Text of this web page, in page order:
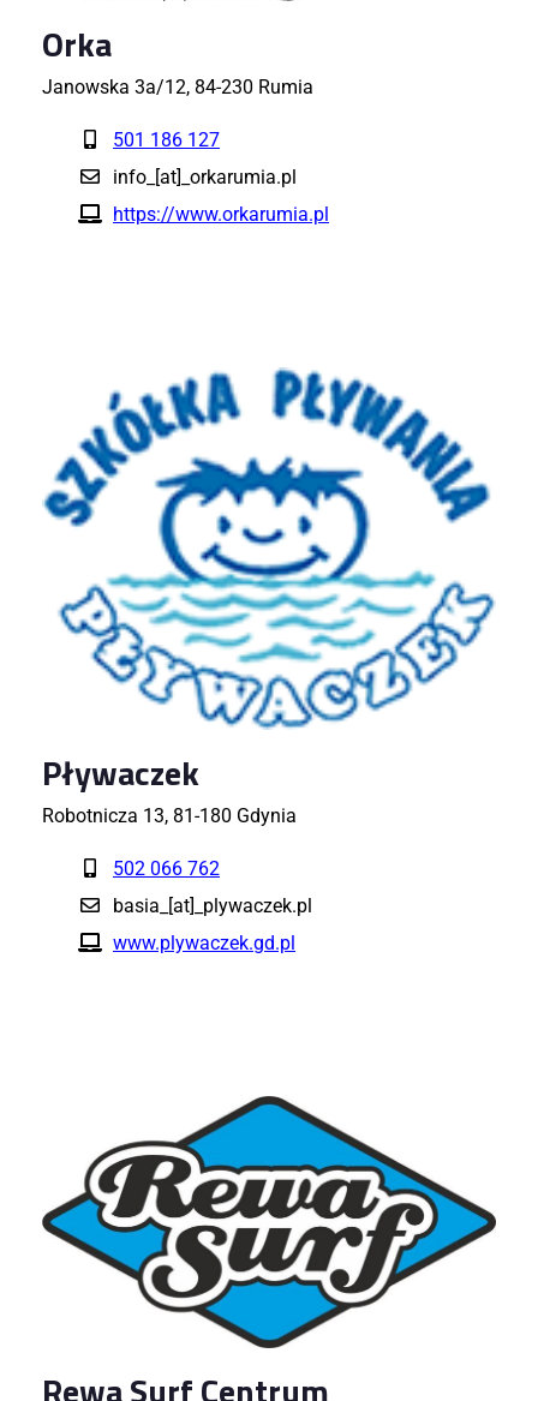
Orka
Janowska 3a/12, 84-230 Rumia
501 186 127
info_[at]_orkarumia.pl
https://www.orkarumia.pl
Pływaczek
Robotnicza 13, 81-180 Gdynia
502 066 762
basia_[at]_plywaczek.pl
www.plywaczek.gd.pl